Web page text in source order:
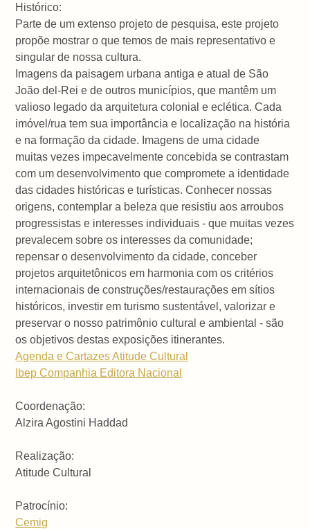
Histórico:
Parte de um extenso projeto de pesquisa, este projeto
propõe mostrar o que temos de mais representativo e
singular de nossa cultura.
Imagens da paisagem urbana antiga e atual de São
João del-Rei e de outros municípios, que mantêm um
valioso legado da arquitetura colonial e eclética. Cada
imóvel/rua tem sua importância e localização na história
e na formação da cidade. Imagens de uma cidade
muitas vezes impecavelmente concebida se contrastam
com um desenvolvimento que compromete a identidade
das cidades históricas e turísticas. Conhecer nossas
origens, contemplar a beleza que resistiu aos arroubos
progressistas e interesses individuais - que muitas vezes
prevalecem sobre os interesses da comunidade;
repensar o desenvolvimento da cidade, conceber
projetos arquitetônicos em harmonia com os critérios
internacionais de construções/restaurações em sítios
históricos, investir em turismo sustentável, valorizar e
preservar o nosso patrimônio cultural e ambiental - são
os objetivos destas exposições itinerantes.
Agenda e Cartazes Atitude Cultural
Ibep Companhia Editora Nacional
Coordenação:
Alzira Agostini Haddad
Realização:
Atitude Cultural
Patrocínio:
Cemig